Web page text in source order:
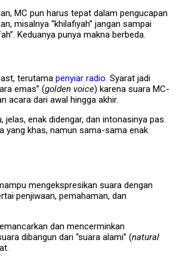
MC pun harus tepat dalam pengucapan
misalnya “khilafiyah” jangan sampai
Keduanya punya makna berbeda.
terutama penyiar radio. Syarat jadi
emas” (golden voice) karena suara MC-
acara dari awal hingga akhir.
jelas, enak didengar, dan intonasinya pas.
yang khas, namun sama-sama enak
mengekspresikan suara dengan
penjiwaan, pemahaman, dan
dan mencerminkan
dibangun dari “suara alami” (natural